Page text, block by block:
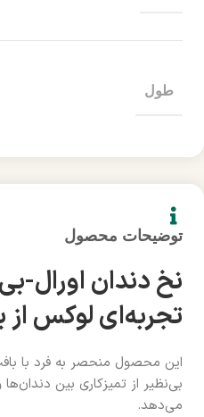
توضیحات محصول
نخ دندان اورال-
تجربه‌ای لوکس
این محصول منحصر به فرد با
بی‌نظیر از تمیزکاری بین دندان‌ها
می‌دهد.
طول